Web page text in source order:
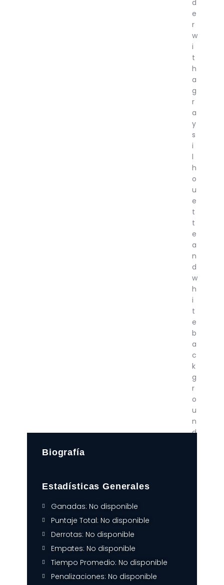
Biografía
Estadísticas Generales
Ganadas: No disponible
Puntaje Total: No disponible
Derrotas: No disponible
Empates: No disponible
Tiempo Promedio: No disponible
Penalizaciones: No disponible